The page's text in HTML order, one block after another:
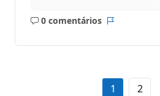
0 comentários
Sem
1 2